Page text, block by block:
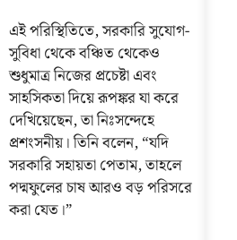
এই পরিস্থিতিতে, সরকারি সুযোগ-
সুবিধা থেকে বঞ্চিত থেকেও
শুধুমাত্র নিজের প্রচেষ্টা এবং
সাহসিকতা দিয়ে রূপঙ্কর যা করে
দেখিয়েছেন, তা নিঃসন্দেহে
প্রশংসনীয়। তিনি বলেন, “যদি
সরকারি সহায়তা পেতাম, তাহলে
পদ্মফুলের চাষ আরও বড় পরিসরে
করা যেত।”